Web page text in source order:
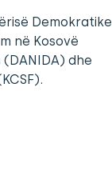
Demokratike
në Kosovë
dhe